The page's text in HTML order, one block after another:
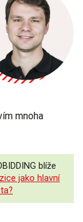
mnoha
blíže
jako hlavní